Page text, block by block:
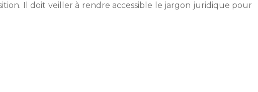
Il doit veiller à rendre accessible le jargon juridique pour